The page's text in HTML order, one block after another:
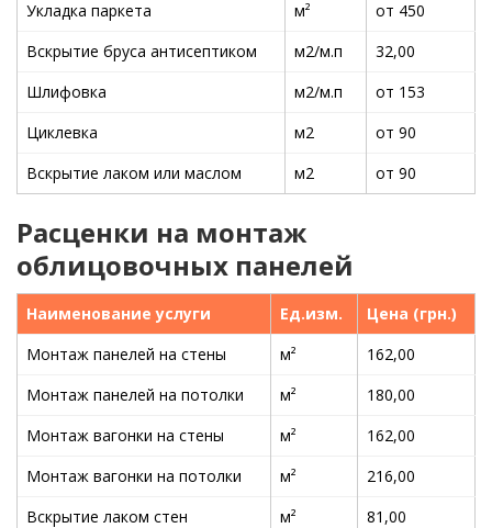
Укладка паркета м²
от 450
Вскрытие бруса антисептиком
м2/м.п
32,00
Шлифовка
м2/м.п
от 153
Циклевка
м2
от 90
Вскрытие лаком или маслом
м2 от 90
Расценки на монтаж
облицовочных панелей
Наименование услуги Ед.изм.
Цена (грн.)
Монтаж панелей на стены
м²
162,00
Монтаж панелей на потолки
м²
180,00
Монтаж вагонки на стены
м²
162,00
Монтаж вагонки на потолки
м²
216,00
Вскрытие лаком стен
м²
81,00